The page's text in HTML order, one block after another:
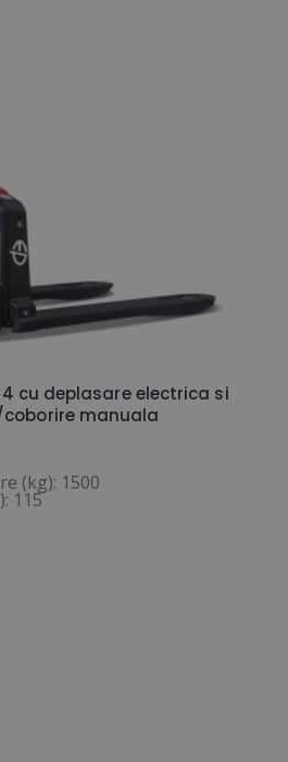
cu deplasare electrica si
manuala
(kg): 1500
115